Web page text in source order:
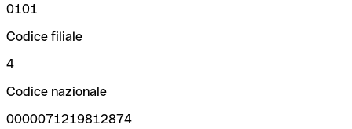
0101
Codice filiale
4
Codice nazionale
0000071219812874